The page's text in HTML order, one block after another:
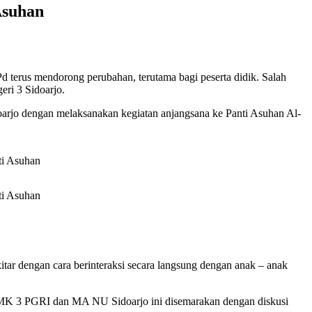
mendorong perubahan, terutama bagi peserta didik. Salah
3 Sidoarjo.
dengan melaksanakan kegiatan anjangsana ke Panti Asuhan Al-
dengan cara berinteraksi secara langsung dengan anak – anak
3 PGRI dan MA NU Sidoarjo ini disemarakan dengan diskusi